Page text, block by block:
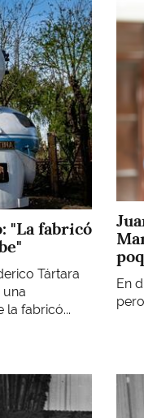
"La fabricó
Tártara
fabricó...
En